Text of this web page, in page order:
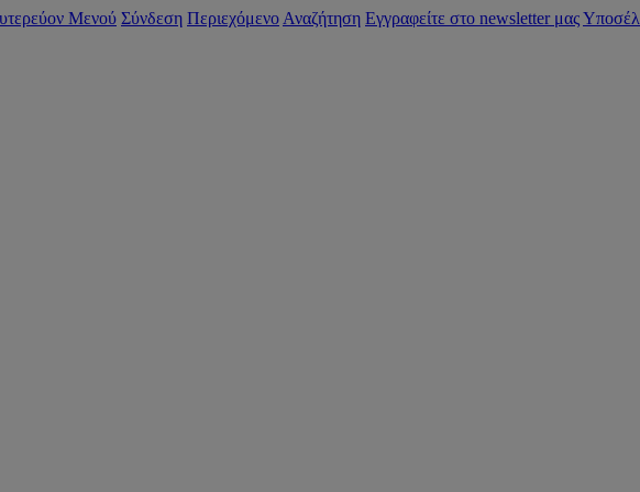
Μενού Σύνδεση Περιεχόμενο Αναζήτηση Εγγραφείτε στο newsletter μας